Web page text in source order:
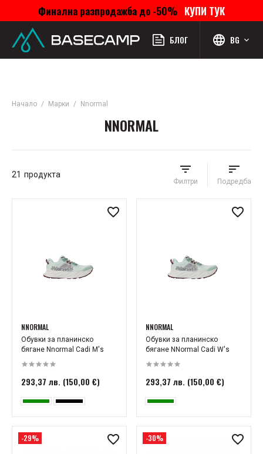
Финална разпродажба до -50% КУПИ ТУК
БЛОГ BG
Начало Марки Nnormal
NNORMAL
21 продукта
Филтри Подредба
NNORMAL
Обувки за планинско
бягане Nnormal Cadi M's
293,37 лв. (150,00 €)
NNORMAL
Обувки за планинско
бягане NNormal Cadi W's
293,37 лв. (150,00 €)
-29% -30%